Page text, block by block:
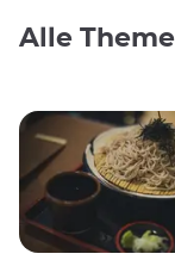
Alle